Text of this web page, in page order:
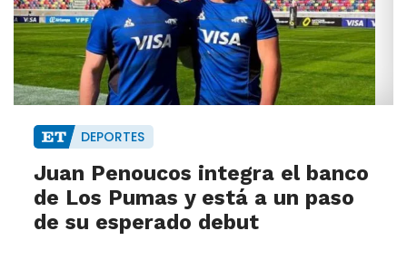
DEPORTES
Juan Penoucos integra el banco
de Los Pumas y está a un paso
de su esperado debut